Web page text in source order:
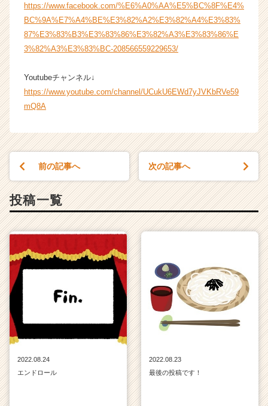
https://www.facebook.com/%E6%A0%AA%E5%BC%8F%E4%
BC%9A%E7%A4%BE%E3%82%A2%E3%82%A4%E3%83%
87%E3%83%B3%E3%83%86%E3%82%A3%E3%83%86%E
3%82%A3%E3%83%BC-208566559229653/
Youtubeチャンネル↓
https://www.youtube.com/channel/UCukU6EWd7yJVKbRVe59
mQ8A
前の記事へ 次の記事へ
投稿一覧
2022.08.24
エンドロール
2022.08.23
最後の投稿です！